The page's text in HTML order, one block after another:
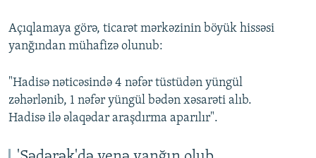
Açıqlamaya görə, ticarət mərkəzinin böyük hissəsi
yanğından mühafizə olunub:
"Hadisə nəticəsində 4 nəfər tüstüdən yüngül
zəhərlənib, 1 nəfər yüngül bədən xəsarəti alıb.
Hadisə ilə əlaqədar araşdırma aparılır".